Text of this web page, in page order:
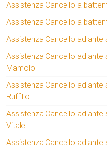
Assistenza Cancello a
Assistenza Cancello a
Assistenza Cancello ad ante
Assistenza Cancello ad ante
Mamolo
Assistenza Cancello ad ante
Ruffillo
Assistenza Cancello ad ante
Vitale
Assistenza Cancello ad ante